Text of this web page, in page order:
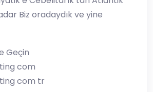
Biz oradaydık ve yine
Geçin
com
com tr